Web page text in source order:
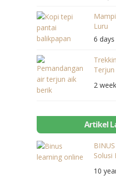
Luru
6
2
Artikel
Solusi
10